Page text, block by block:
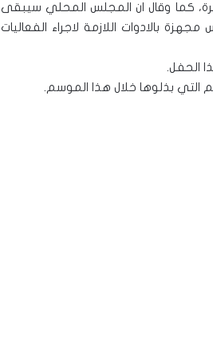
غرة، كما وقال ان المجلس المحلي سيبقى
بالادوات اللازمة لاجراء الفعاليات
الحفل.
التي بذلوها خلال هذا الموسم.